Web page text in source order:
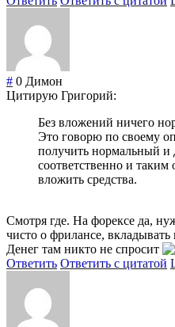
# 0 Димон
Цитирую Григорий:
Без вложений ничего
Это говорю по своему
получить нормальный и
соответственно и таким
вложить средства.
Смотря где. На форексе да,
чисто о фрилансе, вкладывать
Денег там никто не спросит
Ответить Ответить с цитатой